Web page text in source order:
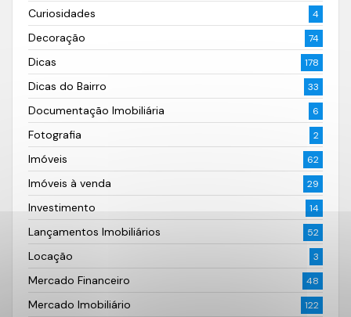
Curiosidades 4
Decoração 74
Dicas 178
Dicas do Bairro 33
Documentação Imobiliária 6
Fotografia 2
Imóveis 62
Imóveis à venda 29
Investimento 14
Lançamentos Imobiliários 52
Locação 3
Mercado Financeiro 48
Mercado Imobiliário 122